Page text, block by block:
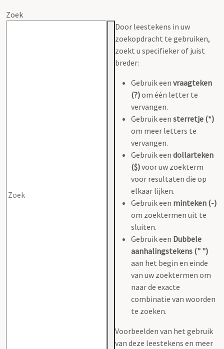
Zoek
Door leestekens in uw
zoekopdracht te gebruiken,
zoekt u specifieker of juist
breder:
Gebruik een vraagteken
(?)om één letter te
vervangen.
Gebruik een sterretje (*)
om meer letters te
vervangen.
Gebruik een dollarteken
($)voor uw zoekterm
voor resultaten die op
elkaar lijken.
Gebruik een minteken (-)
om zoektermen uit te
sluiten.
Gebruik een Dubbele
aanhalingstekens (" ")
aan het begin en einde
van uw zoektermen om
naar de exacte
combinatie van woorden
te zoeken.
Voorbeelden van het gebruik
van deze leestekens en meer